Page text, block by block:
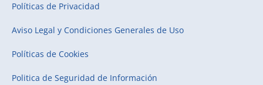
Políticas de Privacidad
Aviso Legal y Condiciones Generales de Uso
Políticas de Cookies
Politica de Seguridad de Información